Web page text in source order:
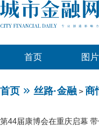
首页 图
首页 丝路·金融 > 商
第44届康博会在重庆启幕